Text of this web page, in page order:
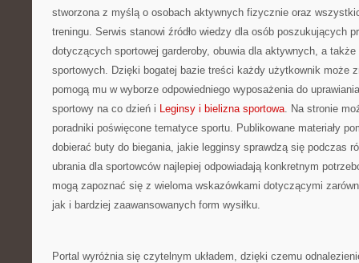
stworzona z myślą o osobach aktywnych fizycznie oraz
treningu. Serwis stanowi źródło wiedzy dla osób poszukujących
dotyczących sportowej garderoby, obuwia dla aktywnych, a
sportowych. Dzięki bogatej bazie treści każdy użytkownik może
pomogą mu w wyborze odpowiedniego wyposażenia do
sportowy na co dzień i Leginsy i bielizna sportowa. Na stronie
poradniki poświęcone tematyce sportu. Publikowane materiały
dobierać buty do biegania, jakie legginsy sprawdzą się podczas
ubrania dla sportowców najlepiej odpowiadają konkretnym
mogą zapoznać się z wieloma wskazówkami dotyczącymi
jak i bardziej zaawansowanych form wysiłku.
Portal wyróżnia się czytelnym układem, dzięki czemu